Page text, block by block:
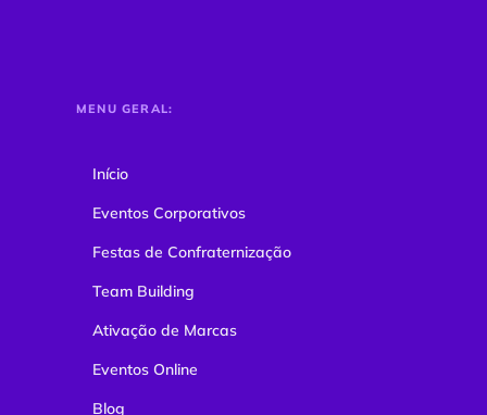
MENU GERAL:
Início
Eventos Corporativos
Festas de Confraternização
Team Building
Ativação de Marcas
Eventos Online
Blog